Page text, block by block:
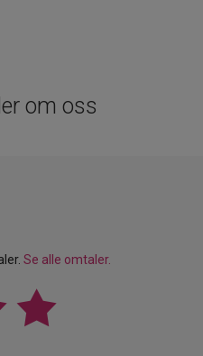
om oss
Se alle omtaler.